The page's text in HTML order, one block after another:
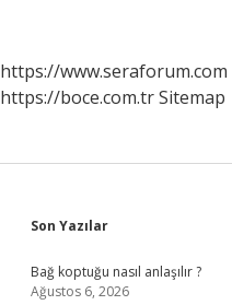
https://www.seraforum.com
https://boce.com.trSitemap
Sidebar
Son Yazılar
Bağ koptuğu nasıl anlaşılır ?
Ağustos 6, 2026